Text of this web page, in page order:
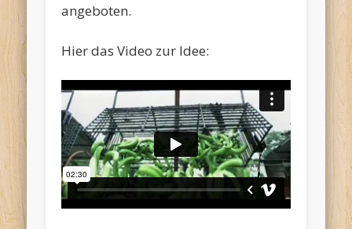
angeboten.
Hier das Video zur Idee: